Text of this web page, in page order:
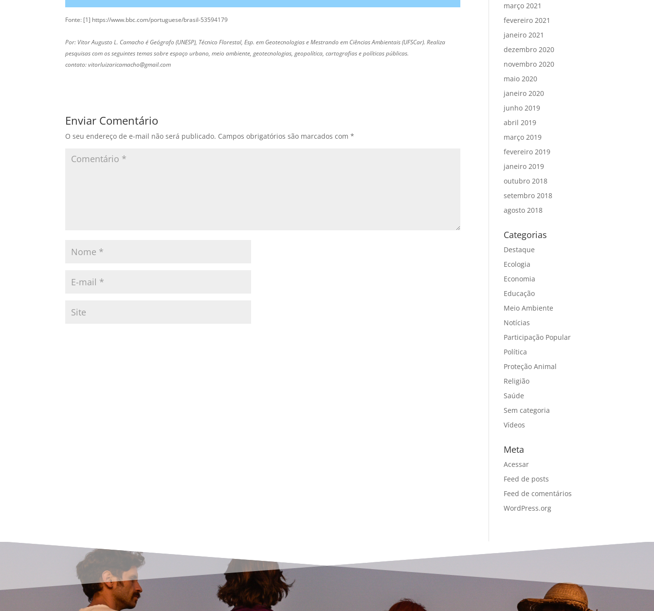
Fonte: [1] https://www.bbc.com/portuguese/brasil-53594179
Por: Vitor Augusto L. Camacho é Geógrafo (UNESP), Técnico Florestal, Esp. em Geotecnologias e Mestrando em Ciências Ambientais (UFSCar). Realiza
pesquisas com os seguintes temas sobre espaço urbano, meio ambiente, geotecnologias, geopolítica, cartografias e políticas públicas.
contato: vitorluizaricamacho@gmail.com
Enviar Comentário
O seu endereço de e-mail não será publicado. Campos obrigatórios são marcados com*
março 2021
fevereiro 2021
janeiro 2021
dezembro 2020
novembro 2020
maio 2020
janeiro 2020
junho 2019
abril 2019
março 2019
fevereiro 2019
janeiro 2019
outubro 2018
setembro 2018
agosto 2018
Categorias
Destaque
Ecologia
Economia
Educação
Meio Ambiente
Notícias
Participação Popular
Política
Proteção Animal
Religião
Saúde
Sem categoria
Vídeos
Meta
Acessar
Feed de posts
Feed de comentários
WordPress.org